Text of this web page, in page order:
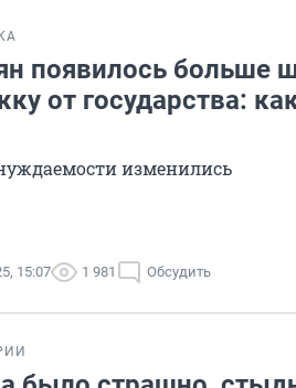
появилось больше
от государства:
изменились
15:07 1 981 Обсудить